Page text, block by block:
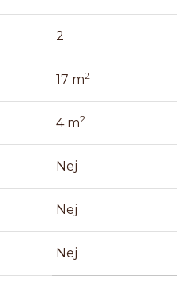
2
17 m2
4 m2
Nej
Nej
Nej